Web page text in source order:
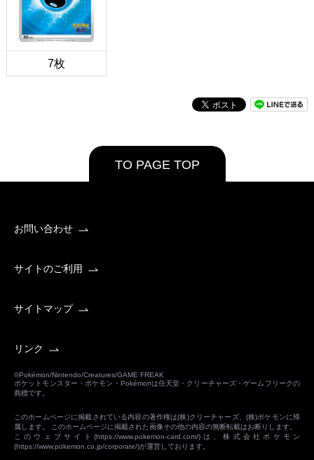
7枚
TO PAGE TOP
お問い合わせ
サイトのご利用
サイトマップ
リンク
©Pokémon/Nintendo/Creatures/GAME FREAK
ポケットモンスター・ポケモン・Pokémonは任天堂・クリーチャーズ・ゲームフリークの
商標です。
このホームページに掲載されている内容の著作権は(株)クリーチャーズ、(株)ポケモンに帰
属します。 このホームページに掲載された画像その他の内容の無断転載はお断りします。
このウェブサイト(https://www.pokemon-card.com/)は、株式会社ポケモン
(https://www.pokemon.co.jp/corporate/)が運営しております。